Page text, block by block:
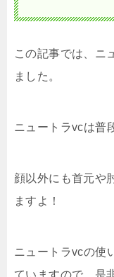
この記事では、ニ
ました。
ニュートラvcは普
顔以外にも首元や
ますよ！
ニュートラvcの使